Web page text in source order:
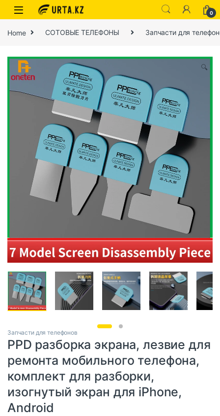
0
Home СОТОВЫЕ ТЕЛЕФОНЫ Запчасти для
🔍
Запчасти для телефонов
PPD разборка экрана, лезвие для
ремонта мобильного телефона,
комплект для разборки,
изогнутый экран для iPhone,
Android